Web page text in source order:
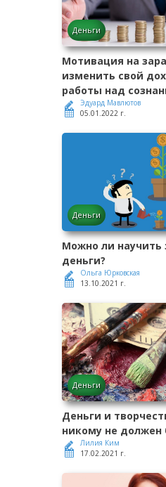
Деньги
Мотивация на
изменить свой
работы над
Эдуард Мавлютов
05.01.2022 г.
Деньги
Можно ли научить
деньги?
Ольга Юрковская
13.10.2021 г.
Деньги
Деньги и
никому не
Лилия Ким
17.02.2021 г.